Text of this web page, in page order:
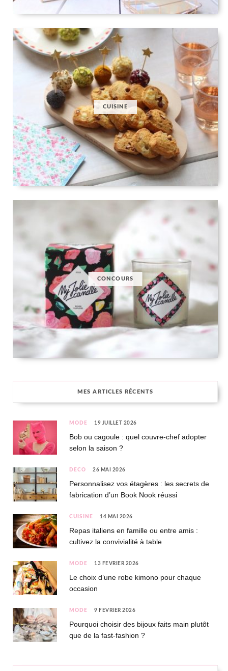
CUISINE
CONCOURS
MES ARTICLES RÉCENTS
MODE 19 JUILLET 2026
Bob ou cagoule : quel couvre-chef adopter
selon la saison ?
DÉCO 26 MAI 2026
Personnalisez vos étagères : les secrets de
fabrication d’un Book Nook réussi
CUISINE 14 MAI 2026
Repas italiens en famille ou entre amis :
cultivez la convivialité à table
MODE 13 FÉVRIER 2026
Le choix d’une robe kimono pour chaque
occasion
MODE 9 FÉVRIER 2026
Pourquoi choisir des bijoux faits main plutôt
que de la fast-fashion ?